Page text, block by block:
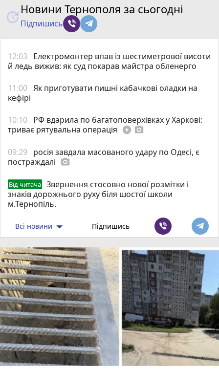
Новини Тернополя за сьогодні
Підпишись
12:03
Електромонтер впав із шестиметрової висоти
й ледь вижив: як суд покарав майстра обленерго
11:00 Як приготувати пишні кабачкові оладки на
кефірі
10:10 РФ вдарила по багатоповерхівках у Харкові:
триває рятувальна операція play_circle_filled photo_camera
09:29
росія завдала масованого удару по Одесі, є
постраждалі photo_camera
Від читача
Звернення стосовно нової розмітки і
знаків дорожнього руху біля шостої школи
м.Тернопіль.
Всі новини Підпишись